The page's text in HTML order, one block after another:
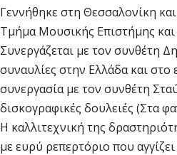
Γεννήθηκε στη Θεσσαλονίκη
Τμήμα Μουσικής Επιστήμης
Συνεργάζεται με τον συνθέτη
συναυλίες στην Ελλάδα και
συνεργασία με τον συνθέτη
δισκογραφικές δουλειές (Στα
Η καλλιτεχνική της
με ευρύ ρεπερτόριο που